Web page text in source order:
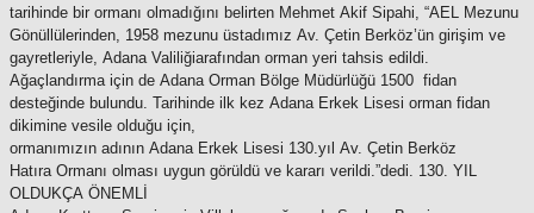
tarihinde bir ormanı olmadığını belirten Mehmet Akif Sipahi, “AEL Mezunu
Gönüllülerinden, 1958 mezunu üstadımız Av. Çetin Berköz’ün girişim ve
gayretleriyle, Adana Valiliğiarafından orman yeri tahsis edildi.
Ağaçlandırma için de Adana Orman Bölge Müdürlüğü 1500 fidan
desteğinde bulundu. Tarihinde ilk kez Adana Erkek Lisesi orman fidan
dikimine vesile olduğu için,
ormanımızın adının Adana Erkek Lisesi 130.yıl Av. Çetin Berköz
Hatıra Ormanı olması uygun görüldü ve kararı verildi.”dedi. 130. YIL
OLDUKÇA ÖNEMLİ